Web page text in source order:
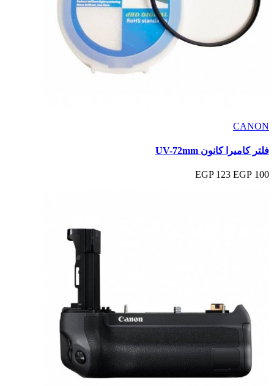
CANON
فلتر كاميرا كانون UV-72mm
100 EGP
123 EGP